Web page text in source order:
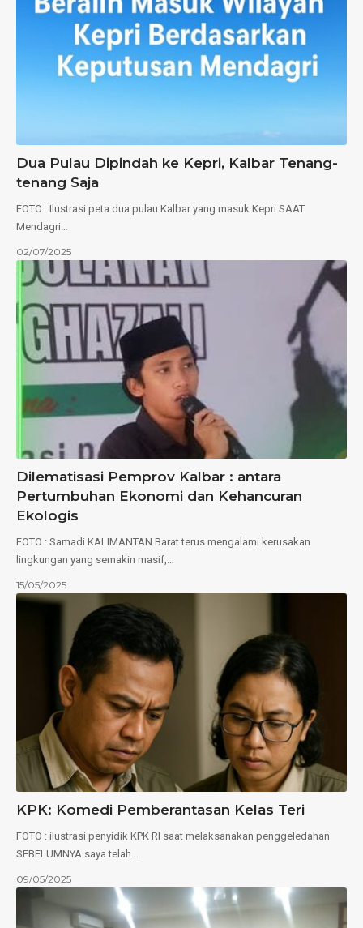
Dua Pulau Dipindah ke Kepri, Kalbar Tenang-
tenang Saja
FOTO : Ilustrasi peta dua pulau Kalbar yang masuk Kepri SAAT
Mendagri…
02/07/2025
Dilematisasi Pemprov Kalbar : antara
Pertumbuhan Ekonomi dan Kehancuran
Ekologis
FOTO : Samadi KALIMANTAN Barat terus mengalami kerusakan
lingkungan yang semakin masif,…
15/05/2025
KPK: Komedi Pemberantasan Kelas Teri
FOTO : ilustrasi penyidik KPK RI saat melaksanakan penggeledahan
SEBELUMNYA saya telah…
09/05/2025